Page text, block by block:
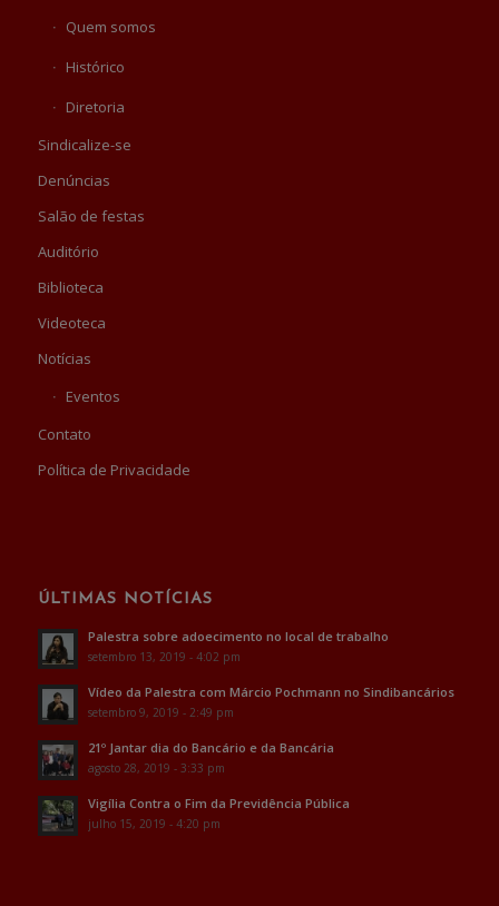
Quem somos
Histórico
Diretoria
Sindicalize-se
Denúncias
Salão de festas
Auditório
Biblioteca
Videoteca
Notícias
Eventos
Contato
Política de Privacidade
ÚLTIMAS NOTÍCIAS
Palestra sobre adoecimento no local de trabalho
setembro 13, 2019 - 4:02 pm
Vídeo da Palestra com Márcio Pochmann no Sindibancários
setembro 9, 2019 - 2:49 pm
21º Jantar dia do Bancário e da Bancária
agosto 28, 2019 - 3:33 pm
Vigília Contra o Fim da Previdência Pública
julho 15, 2019 - 4:20 pm